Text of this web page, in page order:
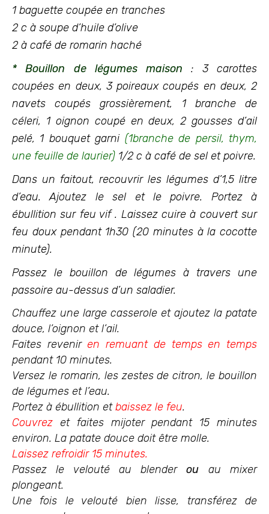
1 baguette coupée en tranches
2 c à soupe d’huile d’olive
2 à café de romarin haché
* Bouillon de légumes maison : 3 carottes
coupées en deux, 3 poireaux coupés en deux, 2
navets coupés grossièrement, 1 branche de
céleri, 1 oignon coupé en deux, 2 gousses d’ail
pelé, 1 bouquet garni(1branche de persil, thym,
une feuille de laurier) 1/2 c à café de sel et poivre.
Dans un faitout, recouvrir les légumes d’1,5 litre
d’eau. Ajoutez le sel et le poivre. Portez à
ébullition sur feu vif . Laissez cuire à couvert sur
feu doux pendant 1h30 (20 minutes à la cocotte
minute).
Passez le bouillon de légumes à travers une
passoire au-dessus d’un saladier.
Chauffez une large casserole et ajoutez la patate
douce, l’oignon et l’ail.
Faites revenir en remuant de temps en temps
pendant 10 minutes.
Versez le romarin, les zestes de citron, le bouillon
de légumes et l’eau.
Portez à ébullition etbaissez le feu.
Couvrez et faites mijoter pendant 15 minutes
environ. La patate douce doit être molle.
Laissez refroidir 15 minutes.
Passez le velouté au blenderou au mixer
plongeant.
Une fois le velouté bien lisse, transférez de